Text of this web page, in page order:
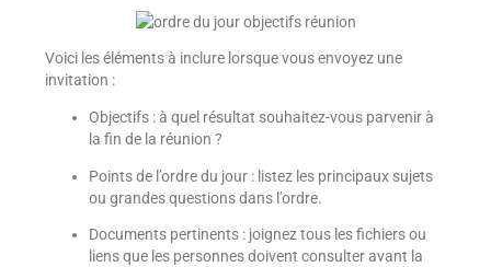
Voici les éléments à inclure lorsque vous envoyez une
invitation :
Objectifs : à quel résultat souhaitez-vous parvenir à
la fin de la réunion ?
Points de l’ordre du jour : listez les principaux sujets
ou grandes questions dans l’ordre.
Documents pertinents : joignez tous les fichiers ou
liens que les personnes doivent consulter avant la